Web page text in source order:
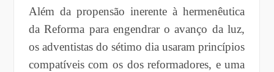
Além da propensão inerente à hermenêutica
da Reforma para engendrar o avanço da luz,
os adventistas do sétimo dia usaram princípios
compatíveis com os dos reformadores, e uma